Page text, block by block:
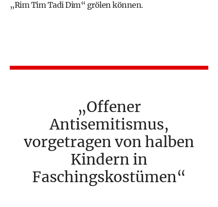
„Rim Tim Tadi Dim“ grölen können.
Offener
Antisemitismus,
vorgetragen von halben
Kindern in
Faschingskostümen